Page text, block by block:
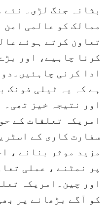
بشانہ جنگ لڑی۔ نئے
ممالک کو عالمی
تعاون کرتے ہوئے
کرنا چاہیے، اور
ادا کرنی
ہے کہ یہ ٹیلی فونک
اور نتیجہ خیز تھی۔
امریکہ تعلقات کے
سفارت کاری کے
مزید موثر بنانے ،
پر نمٹنے ، عملی
اور چین۔امریکہ
کو آگے بڑھانے پر